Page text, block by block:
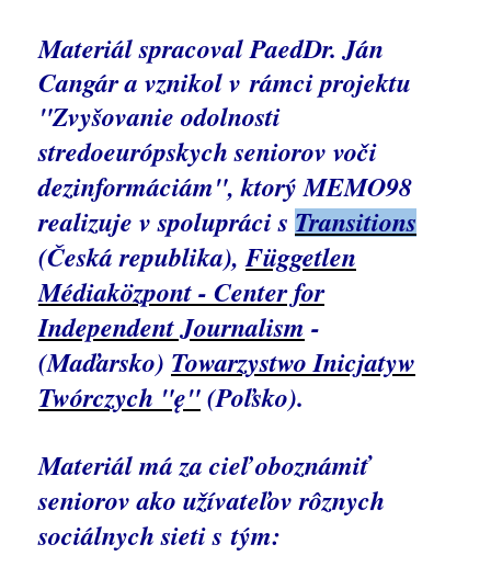
Materiál spracovalPaedDr.Ján
Cangár a vznikol v rámci projektu
"Zvyšovanie odolnosti
stredoeurópskych seniorov voči
dezinformáciám", ktorý MEMO98
realizuje v spolupráci s Transitions
(Česká republika),Független
Médiaközpont - Center for
Independent Journalism -
(Maďarsko) Towarzystwo Inicjatyw
Twórczych "ę"(Poľsko).
Materiál má za cieľ oboznámiť
seniorov ako užívateľov rôznych
sociálnych sieti s tým: